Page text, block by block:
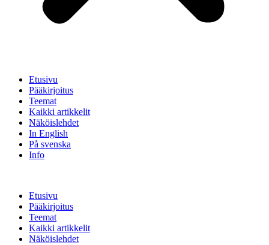
Etusivu
Pääkirjoitus
Teemat
Kaikki artikkelit
Näköislehdet
In English
På svenska
Info
Etusivu
Pääkirjoitus
Teemat
Kaikki artikkelit
Näköislehdet